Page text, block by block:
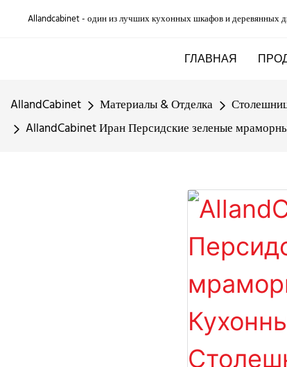
Allandcabinet - один из лучших кухонных шкафов и деревянных
ГЛАВНАЯ
AllandCabinet Материалы & Отделка
AllandCabinet Иран Персидские зеленые